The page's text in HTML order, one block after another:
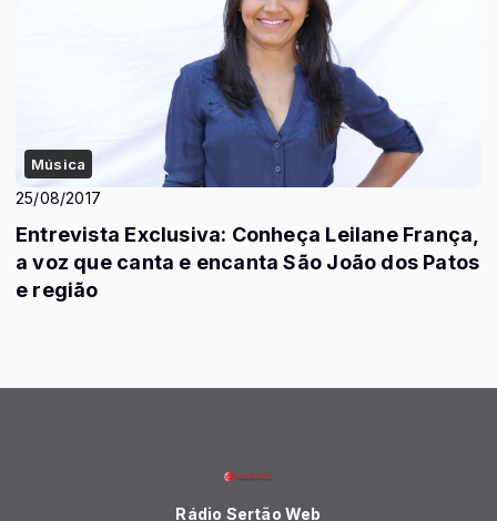
Música
25/08/2017
Entrevista Exclusiva: Conheça Leilane França,
a voz que canta e encanta São João dos Patos
e região
Rádio Sertão Web